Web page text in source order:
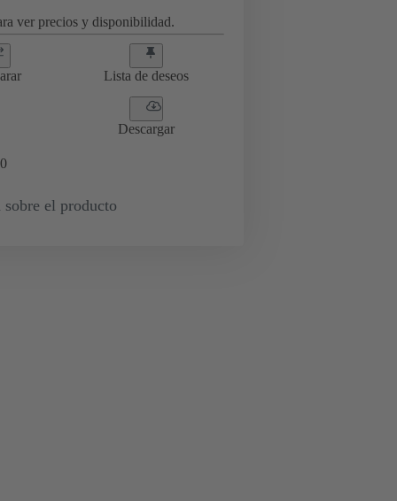
ver precios y disponibilidad.
Lista de deseos
Descargar
0
sobre el producto